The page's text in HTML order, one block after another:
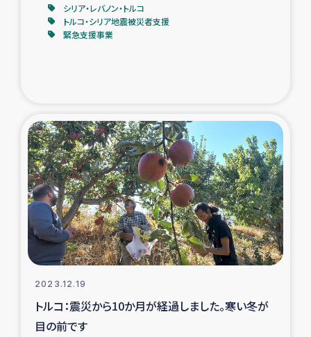
令和6年能登半島地震 緊急支援
タイ国境ミャンマー移民子ども支援
漁民によるマングローブ植林活動
レバノンでのシリア難民への食糧・越冬支援
レバノンにおける緊急支援
レバノンでのシリア難民への教育支援事業
レバノンでのシリア難民・レバノン人への農業支援
シリア・レバノン・トルコ
トルコ・シリア地震被災者支援
緊急支援事業
2023.12.19
トルコ：震災から10か月が経過しました。寒い冬が
目の前です